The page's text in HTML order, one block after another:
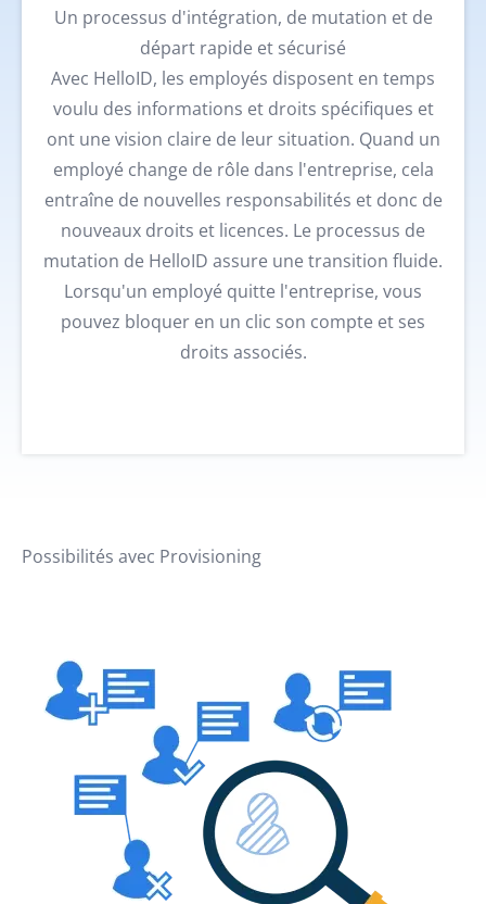
Un processus d'intégration, de mutation et de
départ rapide et sécurisé
Avec HelloID, les employés disposent en temps
voulu des informations et droits spécifiques et
ont une vision claire de leur situation. Quand un
employé change de rôle dans l'entreprise, cela
entraîne de nouvelles responsabilités et donc de
nouveaux droits et licences. Le processus de
mutation de HelloID assure une transition fluide.
Lorsqu'un employé quitte l'entreprise, vous
pouvez bloquer en un clic son compte et ses
droits associés.
Possibilités avec Provisioning